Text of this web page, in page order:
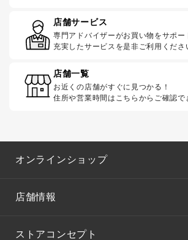
店舗サービス
専門アドバイザーがお買い物をサポー
充実したサービスを是非ご利用くださ
店舗一覧
お近くの店舗がすぐに見つかる！
住所や営業時間はこちらからご確認で
オンラインショップ
店舗情報
ストアコンセプト